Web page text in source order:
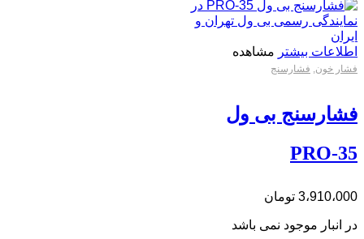
اطلاعات بیشتر مشاهده
فشار خون, فشارسنج
فشارسنج بی ول
PRO-35
3،910،000 تومان
در انبار موجود نمی باشد